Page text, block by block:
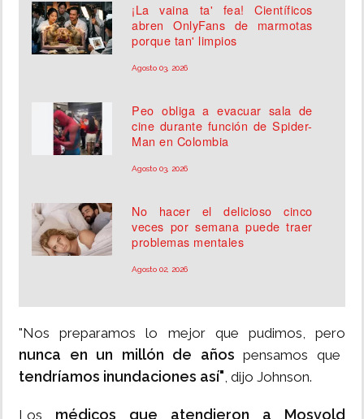
¡La vaina ta' fea! Científicos
abren OnlyFans de marmotas
porque tan' limpios
Agosto 03, 2026
Peo obliga a evacuar sala de
cine durante función de Spider-
Man en Colombia
Agosto 03, 2026
No hacer el delicioso cinco
veces por semana puede traer
problemas mentales
Agosto 02, 2026
"Nos preparamos lo mejor que pudimos, pero
nunca en un millón de años pensamos que
tendríamos inundaciones así", dijo Johnson.
Los médicos que atendieron a Mosvold